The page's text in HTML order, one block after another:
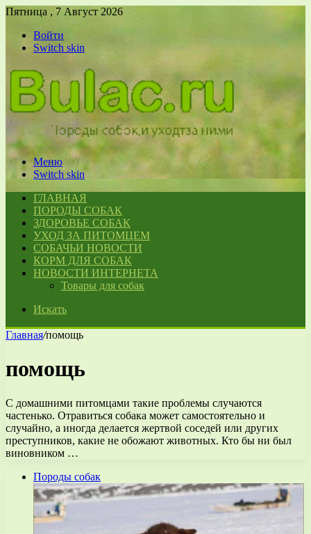
Пятница , 7 Август 2026
Войти
Switch skin
Меню
Switch skin
ГЛАВНАЯ
ПОРОДЫ СОБАК
ЗДОРОВЬЕ СОБАК
УХОД ЗА ПИТОМЦЕМ
СОБАЧЬИ НОВОСТИ
КОРМ ДЛЯ СОБАК
НОВОСТИ ИНТЕРНЕТА
Товары для собак
Искать
Главная/помощь
помощь
С домашними питомцами такие проблемы случаются
частенько. Отравиться собака может самостоятельно и
случайно, а иногда делается жертвой соседей или других
преступников, какие не обожают животных. Кто бы ни был
виновником …
Породы собак